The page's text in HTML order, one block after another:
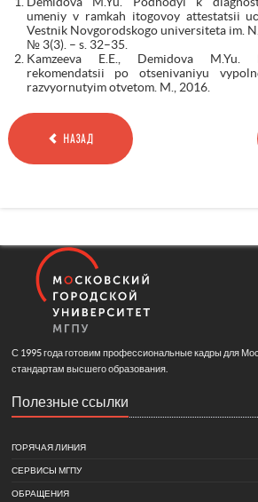
umeniy v ramkah itogovoy attestatsii
Vestnik Novgorodskogo universiteta im.
№ 3(3). – s. 32–35.
Kamzeeva E.E., Demidova M.Yu.
rekomendatsii po otsenivaniyu
razvyornutyim otvetom. M., 2016.
НАЗАД
С 1995 года готовим профессиональные кадры для
стандартам высшего образования.
Полезные ссылки
ГОРЯЧАЯ ЛИНИЯ
СЕРВИСЫ МГПУ
ОБРАЩЕНИЯ